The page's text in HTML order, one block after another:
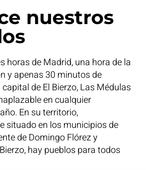
nuestros
horas de Madrid, una hora de la
y apenas 30 minutos de
de El Bierzo, Las Médulas
en cualquier
En su territorio,
situado en los municipios de
de Domingo Flórez y
hay pueblos para todos